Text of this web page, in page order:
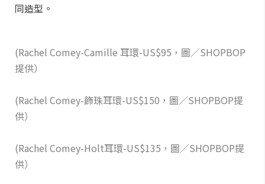
同造型。
(Rachel Comey-Camille 耳環-US$95，圖／SHOPBOP
提供）
(Rachel Comey-飾珠耳環-US$150，圖／SHOPBOP提
供）
(Rachel Comey-Holt耳環-US$135，圖／SHOPBOP提
供）